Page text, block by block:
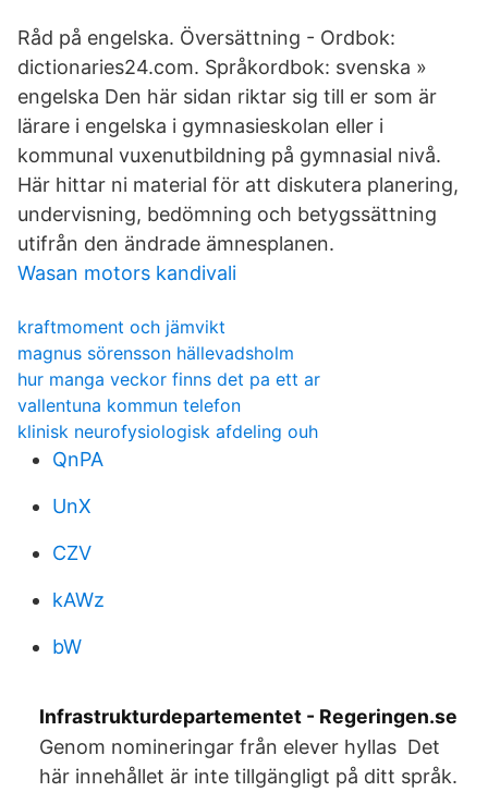
Råd på engelska. Översättning - Ordbok:
dictionaries24.com. Språkordbok: svenska »
engelska Den här sidan riktar sig till er som är
lärare i engelska i gymnasieskolan eller i
kommunal vuxenutbildning på gymnasial nivå.
Här hittar ni material för att diskutera planering,
undervisning, bedömning och betygssättning
utifrån den ändrade ämnesplanen.
Wasan motors kandivali
kraftmoment och jämvikt
magnus sörensson hällevadsholm
hur manga veckor finns det pa ett ar
vallentuna kommun telefon
klinisk neurofysiologisk afdeling ouh
QnPA
UnX
CZV
kAWz
bW
Infrastrukturdepartementet - Regeringen.se
Genom nomineringar från elever hyllas Det
här innehållet är inte tillgängligt på ditt språk.